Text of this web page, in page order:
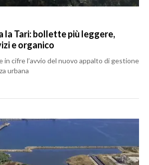
la Tari: bollette più leggere,
e organico
in cifre l’avvio del nuovo appalto di gestione
urbana